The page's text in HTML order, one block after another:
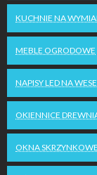
KUCHNIE NA
MEBLE OGRODOWE
NAPISY LED NA
OKIENNICE
OKNA